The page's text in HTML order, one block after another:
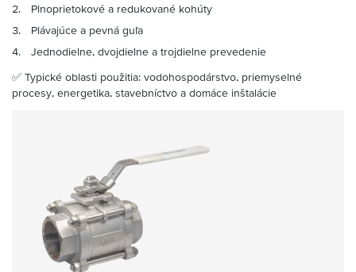
Plnoprietokové a redukované kohúty
Plávajúce a pevná guľa
Jednodielne, dvojdielne a trojdielne prevedenie
✅ Typické oblasti použitia: vodohospodárstvo, priemyselné
procesy, energetika, stavebníctvo a domáce inštalácie